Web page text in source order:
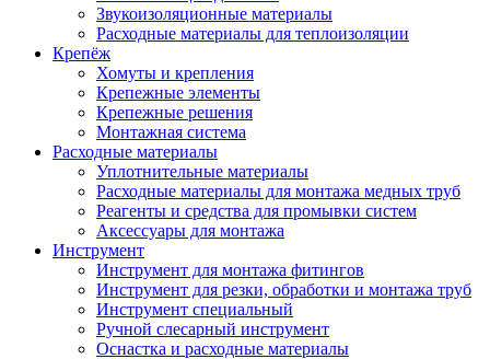
Звукоизоляционные материалы
Расходные материалы для теплоизоляции
Крепёж
Хомуты и крепления
Крепежные элементы
Крепежные решения
Монтажная система
Расходные материалы
Уплотнительные материалы
Расходные материалы для монтажа медных труб
Реагенты и средства для промывки систем
Аксессуары для монтажа
Инструмент
Инструмент для монтажа фитингов
Инструмент для резки, обработки и монтажа труб
Инструмент специальный
Ручной слесарный инструмент
Оснастка и расходные материалы